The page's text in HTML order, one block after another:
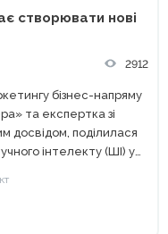
створювати нові
2912
бізнес-напряму
та експертка зі
досвідом, поділилася
інтелекту (ШІ) у